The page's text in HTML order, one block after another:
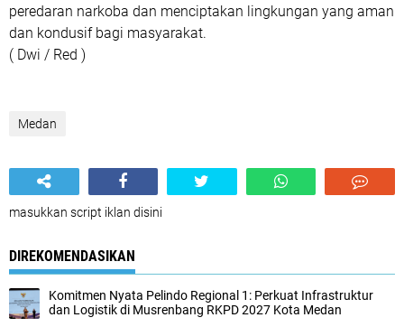
peredaran narkoba dan menciptakan lingkungan yang aman
dan kondusif bagi masyarakat.
( Dwi / Red )
Medan
masukkan script iklan disini
DIREKOMENDASIKAN
Komitmen Nyata Pelindo Regional 1: Perkuat Infrastruktur
dan Logistik di Musrenbang RKPD 2027 Kota Medan